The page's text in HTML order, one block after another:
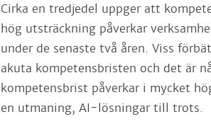
Cirka en tredjedel uppger att
hög utsträckning påverkar
under de senaste två åren. Viss
akuta kompetensbristen och det är
kompetensbrist påverkar i mycket
en utmaning, AI-lösningar till trots.